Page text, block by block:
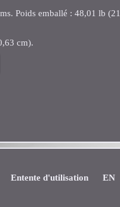
Poids emballé : 48,01 lb
cm).
Entente d'utilisation EN